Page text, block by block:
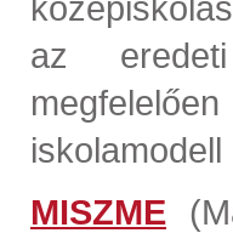
az eredeti
MISZME